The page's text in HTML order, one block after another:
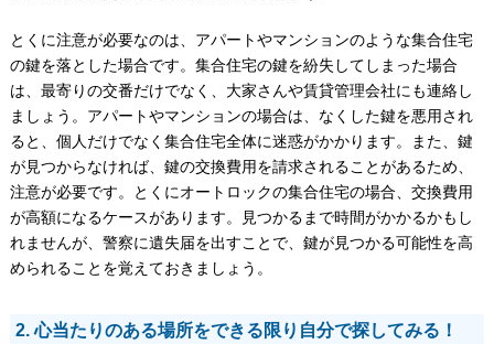
とくに注意が必要なのは、アパートやマンションのような集合住宅
の鍵を落とした場合です。集合住宅の鍵を紛失してしまった場合
は、最寄りの交番だけでなく、大家さんや賃貸管理会社にも連絡し
ましょう。アパートやマンションの場合は、なくした鍵を悪用され
ると、個人だけでなく集合住宅全体に迷惑がかかります。また、鍵
が見つからなければ、鍵の交換費用を請求されることがあるため、
注意が必要です。とくにオートロックの集合住宅の場合、交換費用
が高額になるケースがあります。見つかるまで時間がかかるかもし
れませんが、警察に遺失届を出すことで、鍵が見つかる可能性を高
められることを覚えておきましょう。
2. 心当たりのある場所をできる限り自分で探してみる！